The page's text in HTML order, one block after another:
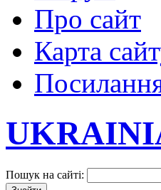
Про сайт
Карта
Пошук на сайті: